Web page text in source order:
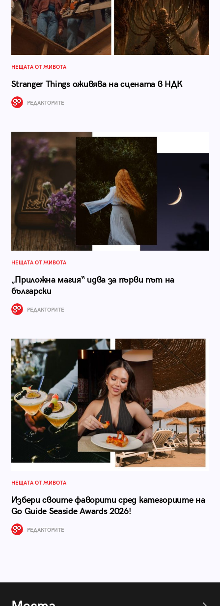
НЕЩАТА ОТ ЖИВОТА
Stranger Things оживява на сцената в НДК
РЕДАКТОРИТЕ
НЕЩАТА ОТ ЖИВОТА
„Приложна магия“ идва за първи път на
български
РЕДАКТОРИТЕ
НЕЩАТА ОТ ЖИВОТА
Избери своите фаворити сред категориите на
Go Guide Seaside Awards 2026!
РЕДАКТОРИТЕ